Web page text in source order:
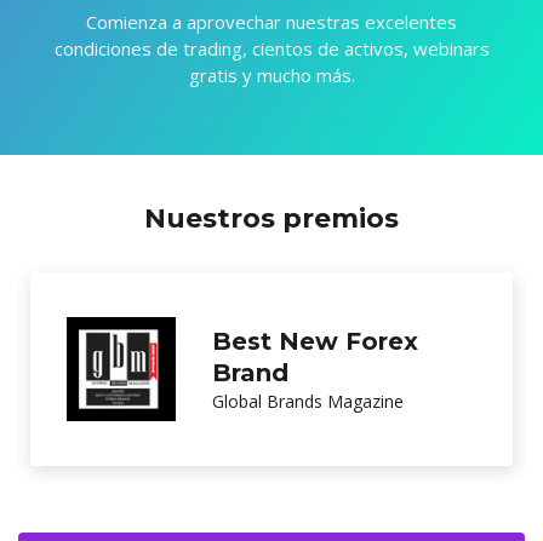
Comienza a aprovechar nuestras excelentes
condiciones de trading, cientos de activos, webinars
gratis y mucho más.
Nuestros premios
Excellence in
Customer Service
International Investor Magazine